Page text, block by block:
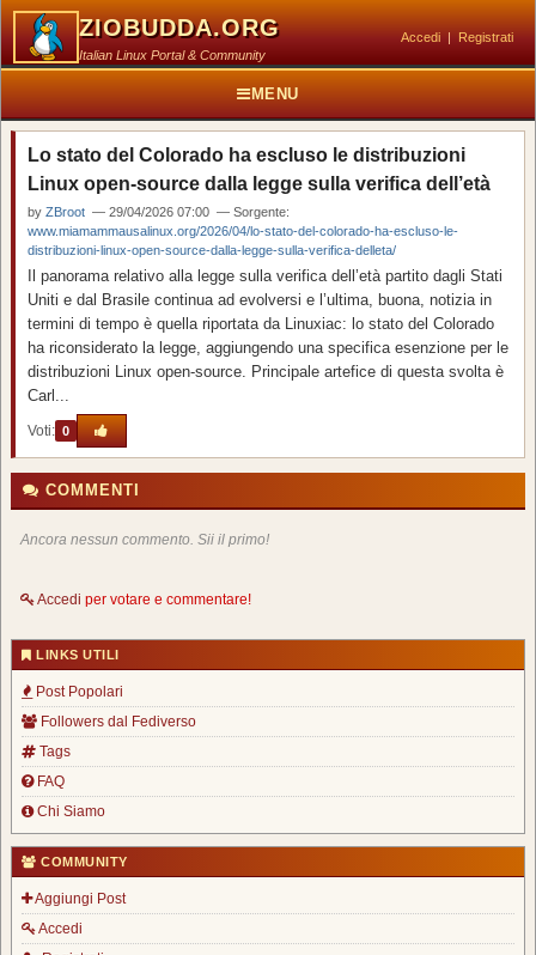
ZIOBUDDA.ORG
Italian Linux Portal & Community
Accedi | Registrati
MENU
Lo stato del Colorado ha escluso le distribuzioni
Linux open-source dalla legge sulla verifica dell’età
by ZBroot — 29/04/2026 07:00 — Sorgente:
www.miamammausalinux.org/2026/04/lo-stato-del-colorado-ha-escluso-le-
distribuzioni-linux-open-source-dalla-legge-sulla-verifica-delleta/
Il panorama relativo alla legge sulla verifica dell’età partito dagli Stati
Uniti e dal Brasile continua ad evolversi e l’ultima, buona, notizia in
termini di tempo è quella riportata da Linuxiac: lo stato del Colorado
ha riconsiderato la legge, aggiungendo una specifica esenzione per le
distribuzioni Linux open-source. Principale artefice di questa svolta è
Carl...
Voti: 0
COMMENTI
Ancora nessun commento. Sii il primo!
Accedi per votare e commentare!
LINKS UTILI
Post Popolari
Followers dal Fediverso
Tags
FAQ
Chi Siamo
COMMUNITY
Aggiungi Post
Accedi